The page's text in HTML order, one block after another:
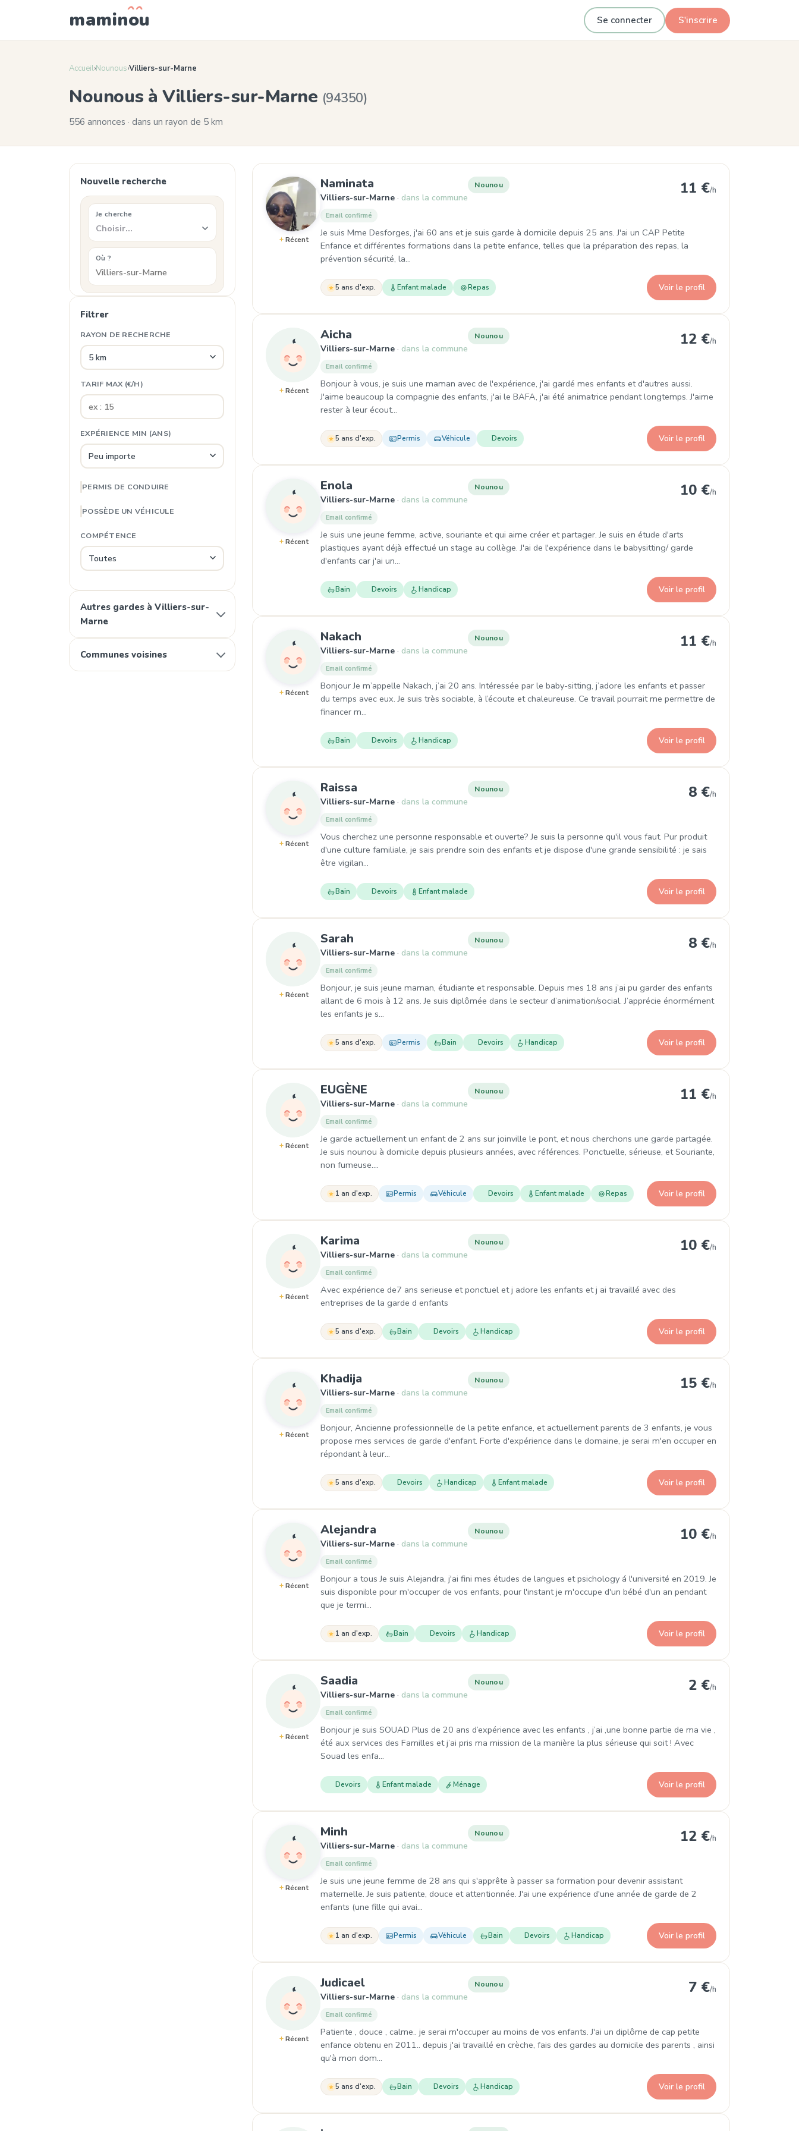
maminou Se connecter S'inscrire
Accueil›Nounous›Villiers-sur-Marne
Nounous à Villiers-sur-Marne (94350)
556 annonces · dans un rayon de 5 km
Nouvelle recherche
Je cherche
Choisir…
Où ?
Filtrer
RAYON DE RECHERCHE
TARIF MAX (€/H)
EXPÉRIENCE MIN (ANS)
PERMIS DE CONDUIRE
POSSÈDE UN VÉHICULE
COMPÉTENCE
Autres gardes à Villiers-sur-
Marne
Communes voisines
Récent
Naminata , Nounou à Villiers-sur-Marne
Villiers-sur-Marne dans la commune
Nounou 11 €/h
Email confirmé
Je suis Mme Desforges, j'ai 60 ans et je suis garde à domicile depuis 25 ans. J'ai un CAP Petite
Enfance et différentes formations dans la petite enfance, telles que la préparation des repas, la
prévention sécurité, la…
5 ans d'exp. Enfant malade Repas Voir le profil
Récent
Aicha , Nounou à Villiers-sur-Marne
Villiers-sur-Marne dans la commune
Nounou 12 €/h
Email confirmé
Bonjour à vous, je suis une maman avec de l'expérience, j'ai gardé mes enfants et d'autres aussi.
J'aime beaucoup la compagnie des enfants, j'ai le BAFA, j'ai été animatrice pendant longtemps. J'aime
rester à leur écout…
5 ans d'exp. Permis Véhicule Devoirs Voir le profil
Récent
Enola , Nounou à Villiers-sur-Marne
Villiers-sur-Marne dans la commune
Nounou 10 €/h
Email confirmé
Je suis une jeune femme, active, souriante et qui aime créer et partager. Je suis en étude d'arts
plastiques ayant déjà effectué un stage au collège. J'ai de l'expérience dans le babysitting/ garde
d'enfants car j'ai un…
Bain Devoirs Handicap Voir le profil
Récent
Nakach , Nounou à Villiers-sur-Marne
Villiers-sur-Marne dans la commune
Nounou 11 €/h
Email confirmé
Bonjour Je m’appelle Nakach, j’ai 20 ans. Intéressée par le baby-sitting, j’adore les enfants et passer
du temps avec eux. Je suis très sociable, à l’écoute et chaleureuse. Ce travail pourrait me permettre de
financer m…
Bain Devoirs Handicap Voir le profil
Récent
Raissa , Nounou à Villiers-sur-Marne
Villiers-sur-Marne dans la commune
Nounou 8 €/h
Email confirmé
Vous cherchez une personne responsable et ouverte? Je suis la personne qu'il vous faut. Pur produit
d'une culture familiale, je sais prendre soin des enfants et je dispose d'une grande sensibilité : je sais
être vigilan…
Bain Devoirs Enfant malade Voir le profil
Récent
Sarah , Nounou à Villiers-sur-Marne
Villiers-sur-Marne dans la commune
Nounou 8 €/h
Email confirmé
Bonjour, je suis jeune maman, étudiante et responsable. Depuis mes 18 ans j’ai pu garder des enfants
allant de 6 mois à 12 ans. Je suis diplômée dans le secteur d’animation/social. J’apprécie énormément
les enfants je s…
5 ans d'exp. Permis Bain Devoirs Handicap Voir le profil
Récent
EUGÈNE , Nounou à Villiers-sur-Marne
Villiers-sur-Marne dans la commune
Nounou 11 €/h
Email confirmé
Je garde actuellement un enfant de 2 ans sur joinville le pont, et nous cherchons une garde partagée.
Je suis nounou à domicile depuis plusieurs années, avec références. Ponctuelle, sérieuse, et Souriante,
non fumeuse.…
1 an d'exp. Permis Véhicule Devoirs Enfant malade Repas Voir le profil
Récent
Karima , Nounou à Villiers-sur-Marne
Villiers-sur-Marne dans la commune
Nounou 10 €/h
Email confirmé
Avec expérience de7 ans serieuse et ponctuel et j adore les enfants et j ai travaillé avec des
entreprises de la garde d enfants
5 ans d'exp. Bain Devoirs Handicap Voir le profil
Récent
Khadija , Nounou à Villiers-sur-Marne
Villiers-sur-Marne dans la commune
Nounou 15 €/h
Email confirmé
Bonjour, Ancienne professionnelle de la petite enfance, et actuellement parents de 3 enfants, je vous
propose mes services de garde d'enfant. Forte d'expérience dans le domaine, je serai m'en occuper en
répondant à leur…
5 ans d'exp. Devoirs Handicap Enfant malade Voir le profil
Récent
Alejandra , Nounou à Villiers-sur-Marne
Villiers-sur-Marne dans la commune
Nounou 10 €/h
Email confirmé
Bonjour a tous Je suis Alejandra, j'ai fini mes études de langues et psichology á l'université en 2019. Je
suis disponible pour m'occuper de vos enfants, pour l'instant je m'occupe d'un bébé d'un an pendant
que je termi…
1 an d'exp. Bain Devoirs Handicap Voir le profil
Récent
Saadia , Nounou à Villiers-sur-Marne
Villiers-sur-Marne dans la commune
Nounou 2 €/h
Email confirmé
Bonjour je suis SOUAD Plus de 20 ans d’expérience avec les enfants , j’ai ,une bonne partie de ma vie ,
été aux services des Familles et j’ai pris ma mission de la manière la plus sérieuse qui soit ! Avec
Souad les enfa…
Devoirs Enfant malade Ménage Voir le profil
Récent
Minh , Nounou à Villiers-sur-Marne
Villiers-sur-Marne dans la commune
Nounou 12 €/h
Email confirmé
Je suis une jeune femme de 28 ans qui s'apprête à passer sa formation pour devenir assistant
maternelle. Je suis patiente, douce et attentionnée. J'ai une expérience d'une année de garde de 2
enfants (une fille qui avai…
1 an d'exp. Permis Véhicule Bain Devoirs Handicap Voir le profil
Récent
Judicael, Nounou à Villiers-sur-Marne
Villiers-sur-Marne dans la commune
Nounou 7 €/h
Email confirmé
Patiente , douce , calme.. je serai m'occuper au moins de vos enfants. J'ai un diplôme de cap petite
enfance obtenu en 2011.. depuis j'ai travaillé en crèche, fais des gardes au domicile des parents , ainsi
qu'à mon dom…
5 ans d'exp. Bain Devoirs Handicap Voir le profil